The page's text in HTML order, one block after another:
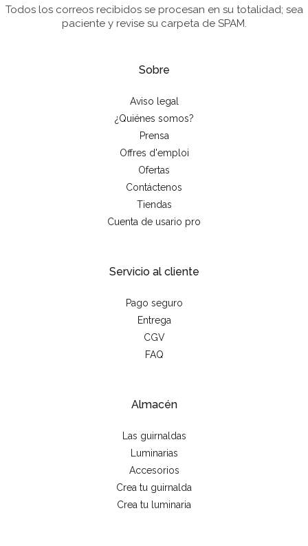
Todos los correos recibidos se procesan en su totalidad; sea
paciente y revise su carpeta de SPAM.
Sobre
Aviso legal
¿Quiénes somos?
Prensa
Offres d'emploi
Ofertas
Contáctenos
Tiendas
Cuenta de usario pro
Servicio al cliente
Pago seguro
Entrega
CGV
FAQ
Almacén
Las guirnaldas
Luminarias
Accesorios
Crea tu guirnalda
Crea tu luminaria